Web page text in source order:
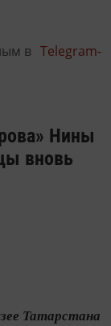
в Telegram-
Нины
вновь
Татарстана